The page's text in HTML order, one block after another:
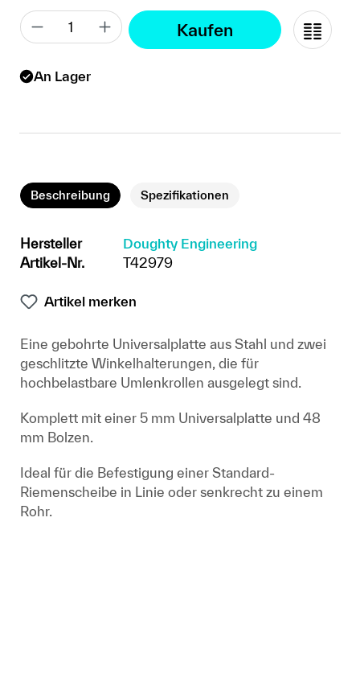
Kaufen
An Lager
Beschreibung Spezifikationen
Hersteller
Doughty Engineering
Artikel-Nr.
T42979
Artikel merken
Eine gebohrte Universalplatte aus Stahl und zwei
geschlitzte Winkelhalterungen, die für
hochbelastbare Umlenkrollen ausgelegt sind.
Komplett mit einer 5 mm Universalplatte und 48
mm Bolzen.
Ideal für die Befestigung einer Standard-
Riemenscheibe in Linie oder senkrecht zu einem
Rohr.